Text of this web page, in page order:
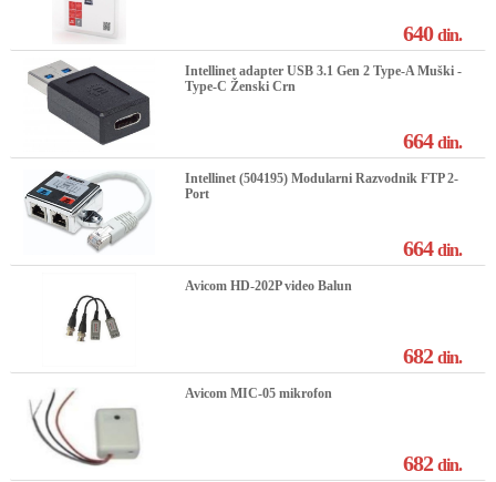
640din.
Intellinet adapter USB 3.1 Gen 2 Type-A Muški -
Type-C Ženski Crn
664din.
Intellinet (504195) Modularni Razvodnik FTP 2-
Port
664din.
Avicom HD-202P video Balun
682din.
Avicom MIC-05 mikrofon
682din.